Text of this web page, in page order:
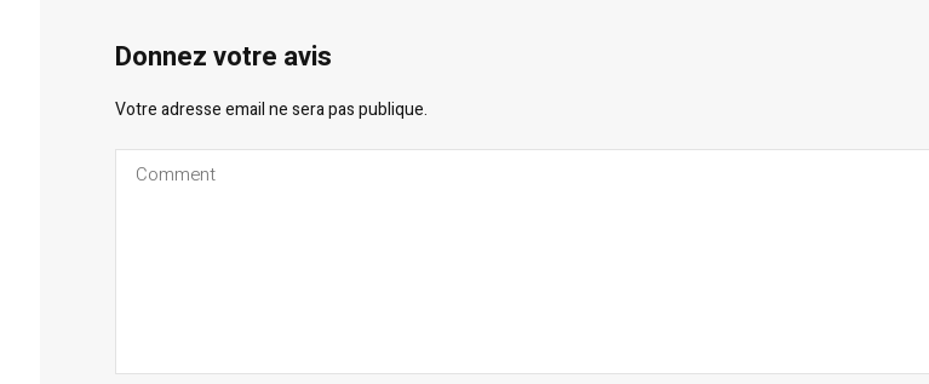
Donnez votre avis
Votre adresse email ne sera pas publique.